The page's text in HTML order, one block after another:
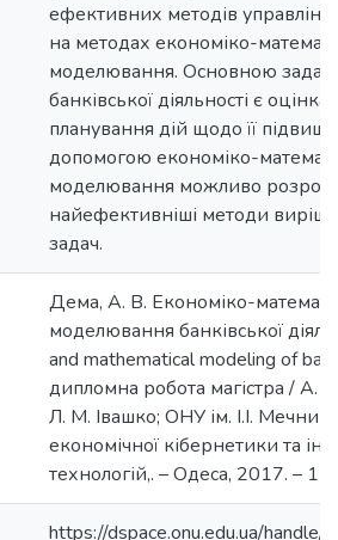
ефективних методів
на методах економіко-
моделювання. Основною
банківської діяльності є
планування дій щодо її
допомогою економіко-
моделювання можливо
найефективніші методи
задач.
Дема, А. В. Економіко-
моделювання банківської
and mathematical modeling of
дипломна робота магістра / А.
Л. М. Івашко; ОНУ ім. І.І.
економічної кібернетики та
технологій,. – Одеса, 2017. –
https://dspace.onu.edu.ua/